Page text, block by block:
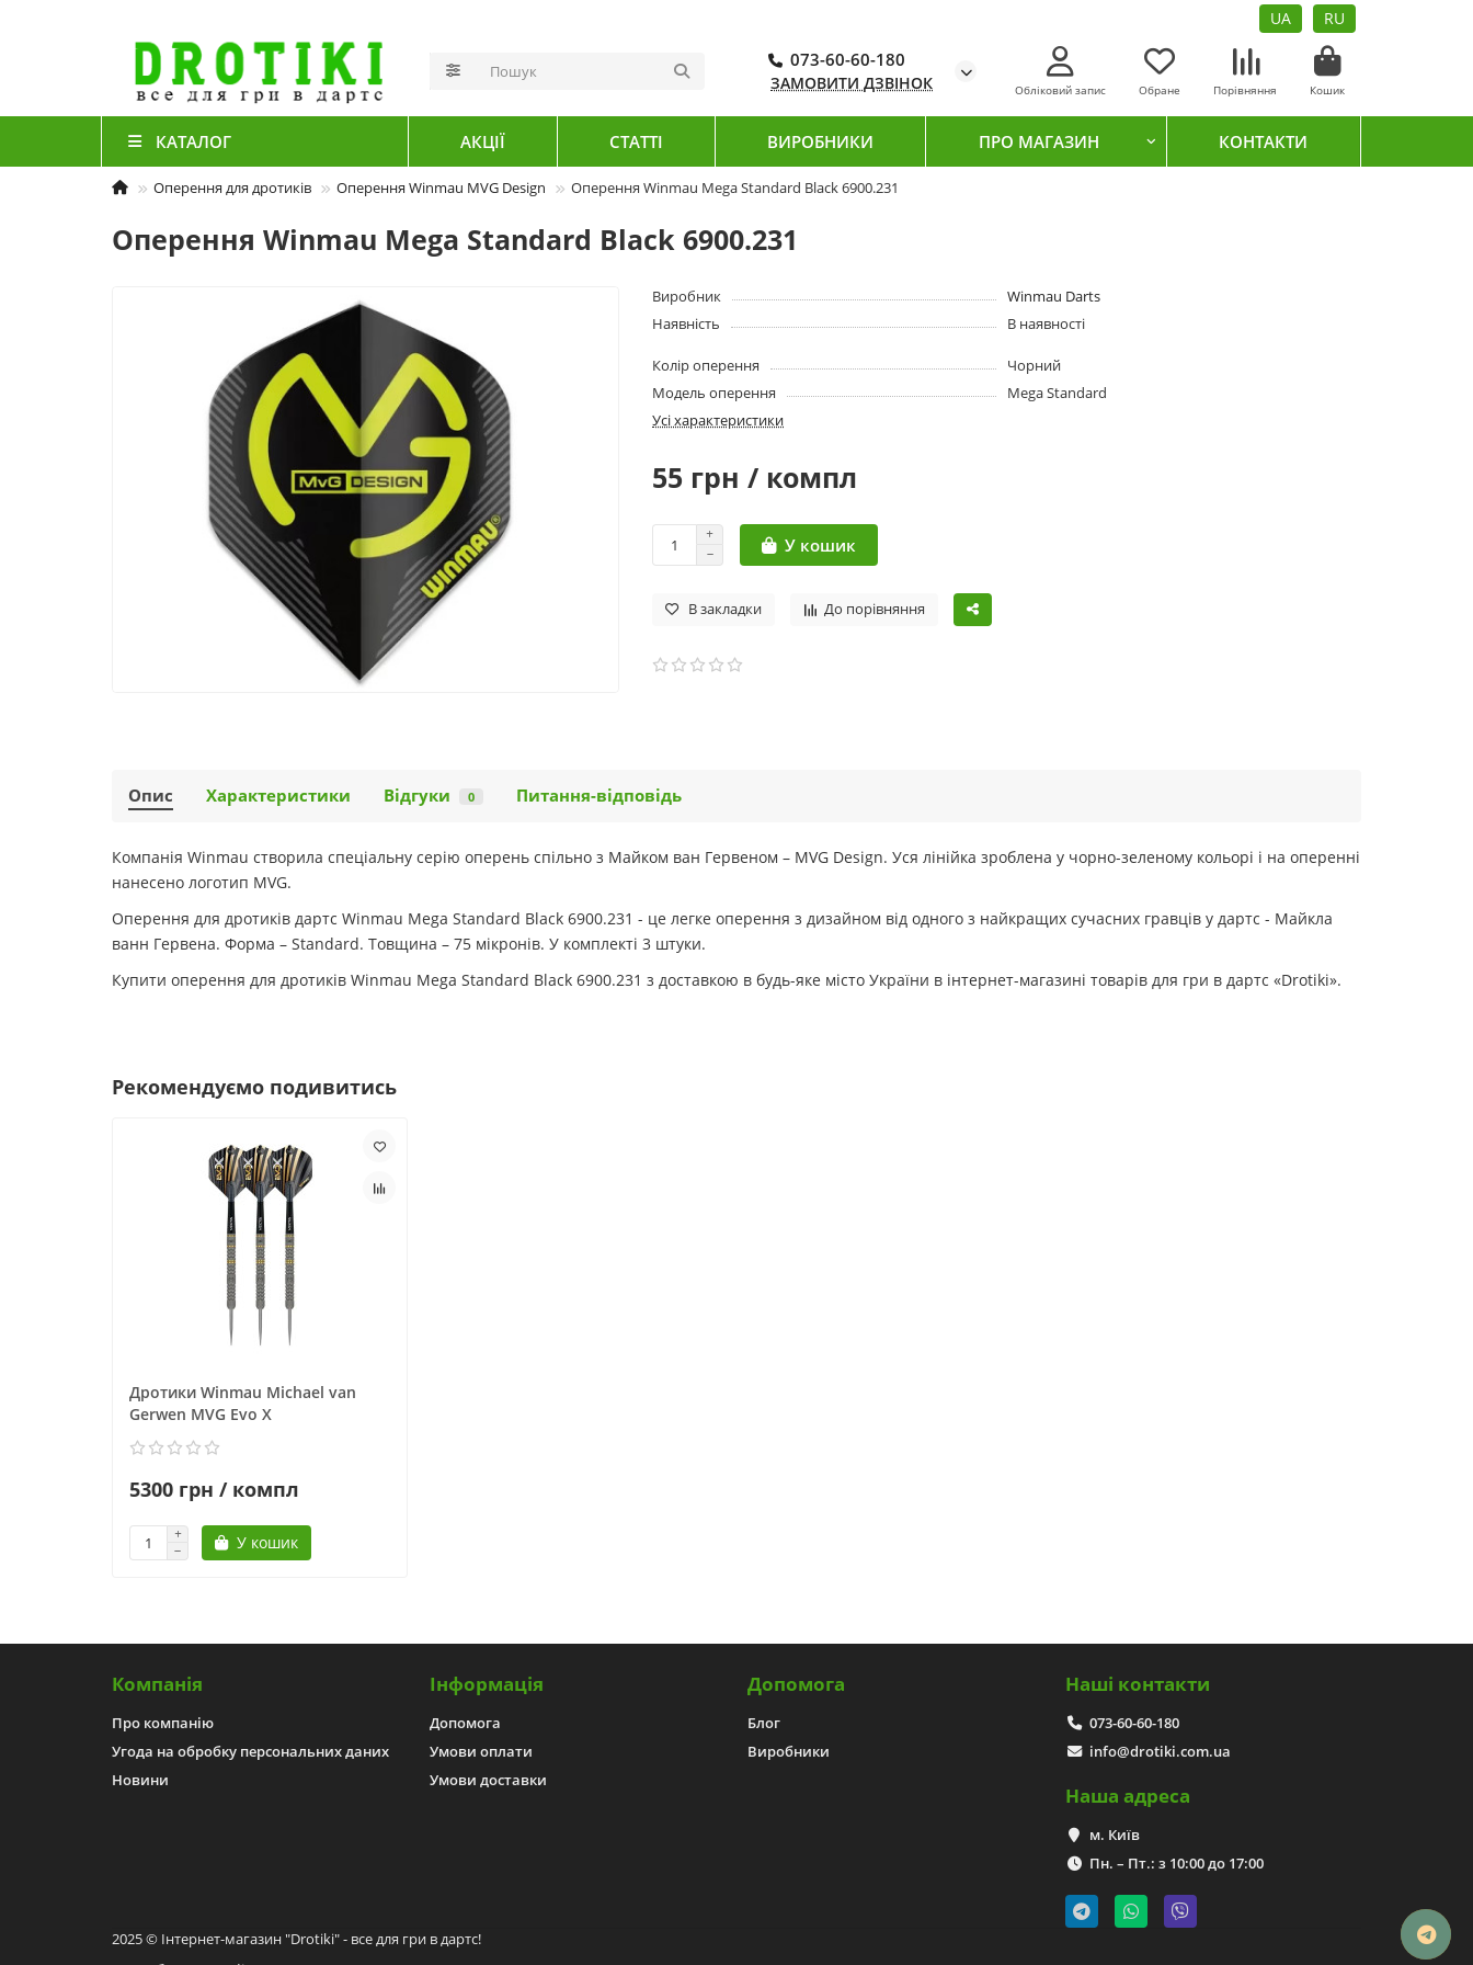
UA RU
073-60-60-180
ЗАМОВИТИ ДЗВІНОК Обліковий запис Обране Порівняння Кошик
КАТАЛОГ АКЦІЇ СТАТТІ ВИРОБНИКИ ПРО МАГАЗИН КОНТАКТИ
Оперення для дротиків Оперення Winmau MVG Design Оперення Winmau Mega Standard Black 6900.231
Оперення Winmau Mega Standard Black 6900.231
Виробник
Winmau Darts
Наявність
В наявності
Колір оперення
Чорний
Модель оперення
Mega Standard
Усі характеристики
55 грн / компл
У кошик
В закладки До порівняння
Опис Характеристики Відгуки 0 Питання-відповідь
Компанія Winmau створила спеціальну серію оперень спільно з Майком ван Гервеном – MVG Design. Уся лінійка зроблена у чорно-зеленому кольорі і на оперенні
нанесено логотип MVG.
Оперення для дротиків дартс Winmau Mega Standard Black 6900.231 - це легке оперення з дизайном від одного з найкращих сучасних гравців у дартс - Майкла
ванн Гервена. Форма – Standard. Товщина – 75 мікронів. У комплекті 3 штуки.
Купити оперення для дротиків Winmau Mega Standard Black 6900.231 з доставкою в будь-яке місто України в інтернет-магазині товарів для гри в дартс «Drotiki».
Рекомендуємо подивитись
Дротики Winmau Michael van
Gerwen MVG Evo X
5300 грн / компл
У кошик
Компанія
Про компанію
Угода на обробку персональних даних
Новини
Інформація
Допомога
Умови оплати
Умови доставки
Допомога
Блог
Виробники
Наші контакти
073-60-60-180
info@drotiki.com.ua
Наша адреса
м. Київ
Пн. – Пт.: з 10:00 до 17:00
2025 © Інтернет-магазин "Drotiki" - все для гри в дартс!